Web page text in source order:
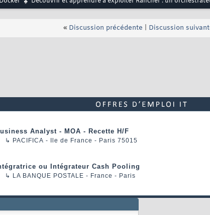
« Discussion précédente Discussion
Analyst - MOA - Recette H/F
↳ PACIFICA - Ile de France - Paris 75015
ou Intégrateur Cash Pooling
↳ LA BANQUE POSTALE - France - Paris